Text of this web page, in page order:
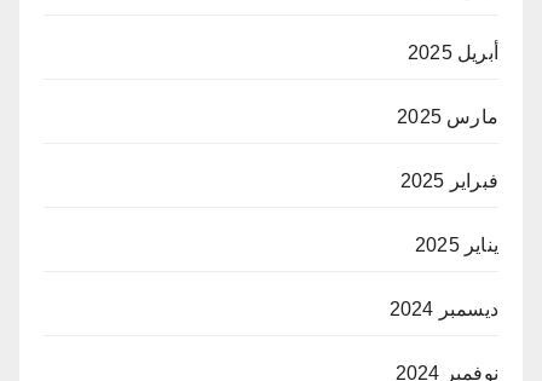
أبريل 2025
مارس 2025
فبراير 2025
يناير 2025
ديسمبر 2024
نوفمبر 2024